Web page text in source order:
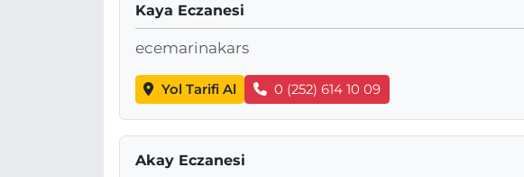
Kaya Eczanesi
ecemarinakars
Yol Tarifi Al 0 (252) 614 10 09
Akay Eczanesi